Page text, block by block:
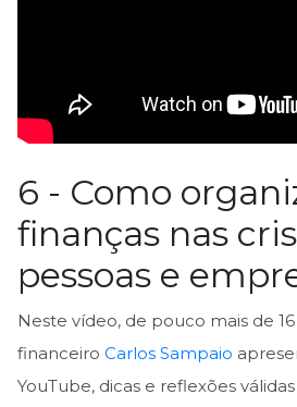
6 - Como
finanças nas
pessoas e
Neste vídeo, de pouco mais de
financeiro Carlos Sampaio
YouTube, dicas e reflexões